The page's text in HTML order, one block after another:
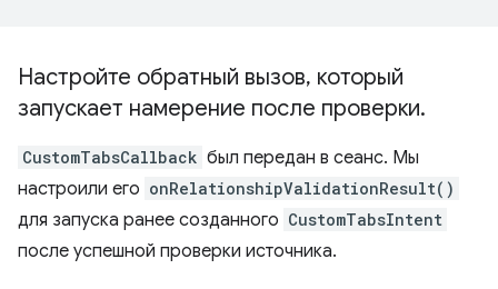
Настройте обратный вызов, который
запускает намерение после проверки.
CustomTabsCallback был передан в сеанс. Мы
настроили его onRelationshipValidationResult()
для запуска ранее созданного CustomTabsIntent
после успешной проверки источника.